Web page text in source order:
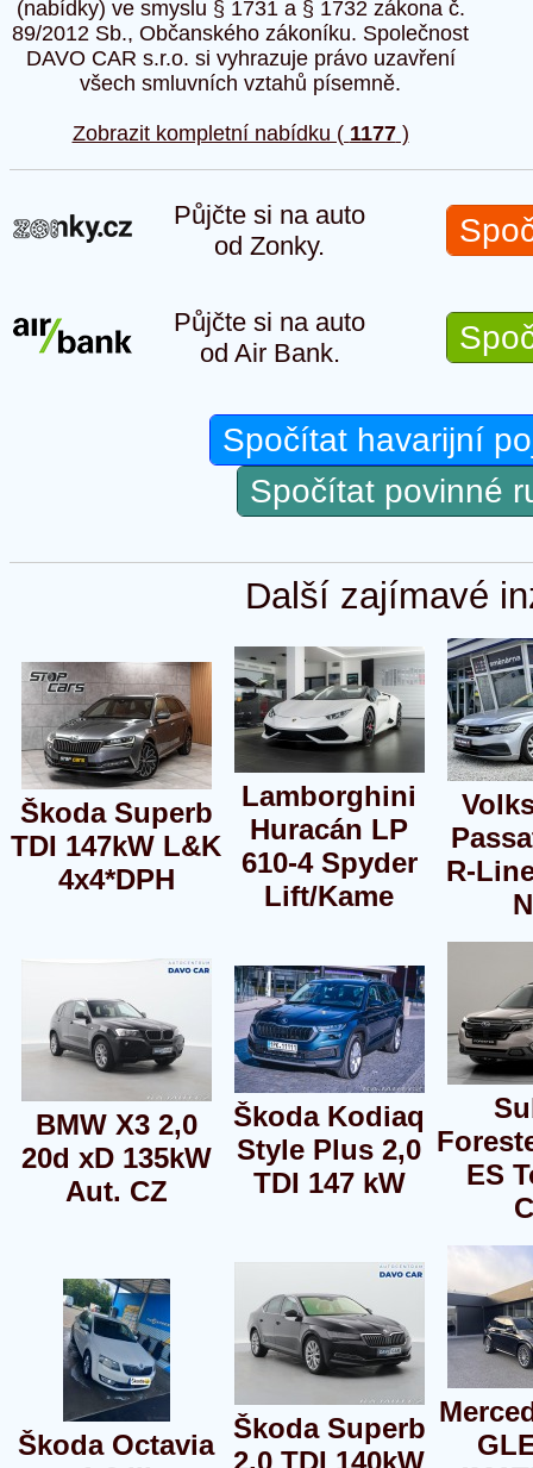
(nabídky) ve smyslu § 1731 a § 1732 zákona č.
89/2012 Sb., Občanského zákoníku. Společnost
DAVO CAR s.r.o. si vyhrazuje právo uzavření
všech smluvních vztahů písemně.
Zobrazit kompletní nabídku ( 1177)
Půjčte si na auto
od Zonky.
Půjčte si na auto
od Air Bank.
Spočítat havarijní
Spočítat povinné
Další zajímavé
Škoda Superb
TDI 147kW L&K
4x4*DPH
Lamborghini
Huracán LP
610-4 Spyder
Lift/Kame
R-
BMW X3 2,0
20d xD 135kW
Aut. CZ
Škoda Kodiaq
Style Plus 2,0
TDI 147 kW
ES
Škoda Octavia
Škoda Superb
2,0 TDI 140kW